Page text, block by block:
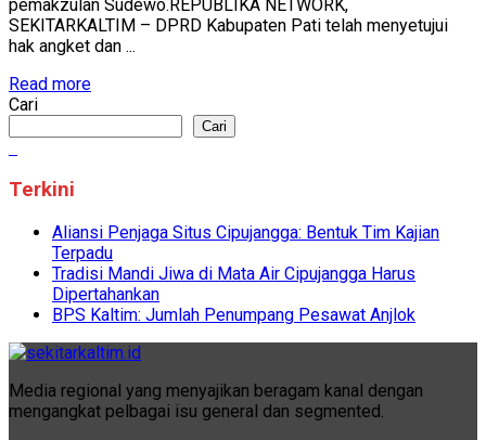
pemakzulan Sudewo.REPUBLIKA NETWORK,
SEKITARKALTIM – DPRD Kabupaten Pati telah menyetujui
hak angket dan ...
Read more
Cari
Cari
Terkini
Aliansi Penjaga Situs Cipujangga: Bentuk Tim Kajian
Terpadu
Tradisi Mandi Jiwa di Mata Air Cipujangga Harus
Dipertahankan
BPS Kaltim: Jumlah Penumpang Pesawat Anjlok
Media regional yang menyajikan beragam kanal dengan
mengangkat pelbagai isu general dan segmented.